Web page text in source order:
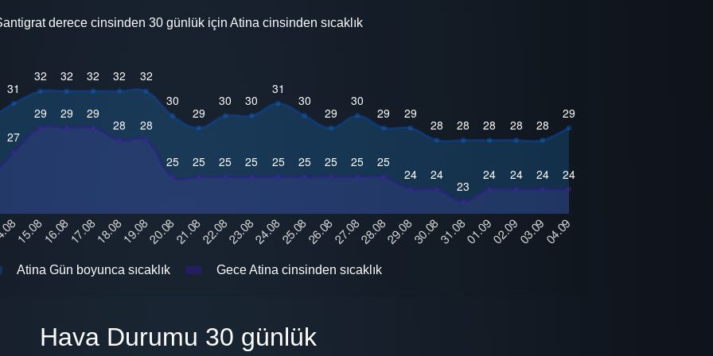
derece cinsinden 30 günlük için Atina cinsinden sıcaklık
Atina Gün boyunca sıcaklık Gece Atina cinsinden sıcaklık
Hava Durumu 30 günlük